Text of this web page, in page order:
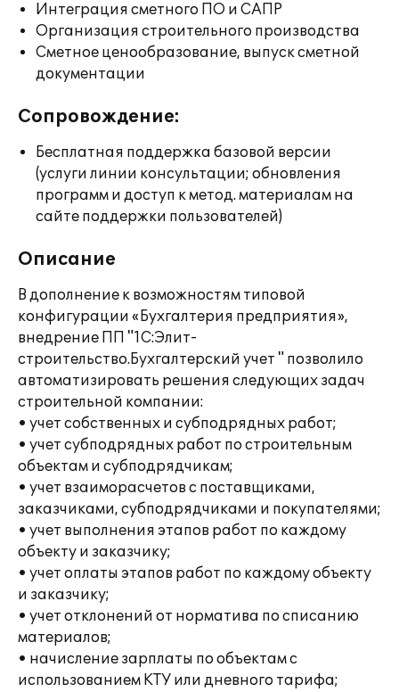
Интеграция сметного ПО и САПР
Организация строительного производства
Сметное ценообразование, выпуск сметной
документации
Сопровождение:
Бесплатная поддержка базовой версии
(услуги линии консультации; обновления
программ и доступ к метод. материалам на
сайте поддержки пользователей)
Описание
В дополнение к возможностям типовой
конфигурации «Бухгалтерия предприятия»,
внедрение ПП "1C:Элит-
строительство.Бухгалтерский учет " позволило
автоматизировать решения следующих задач
строительной компании:
• учет собственных и субподрядных работ;
• учет субподрядных работ по строительным
объектам и субподрядчикам;
• учет взаиморасчетов с поставщиками,
заказчиками, субподрядчиками и покупателями;
• учет выполнения этапов работ по каждому
объекту и заказчику;
• учет оплаты этапов работ по каждому объекту
и заказчику;
• учет отклонений от норматива по списанию
материалов;
• начисление зарплаты по объектам с
использованием КТУ или дневного тарифа;